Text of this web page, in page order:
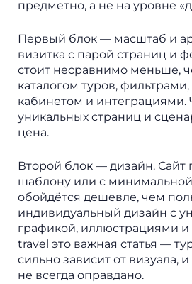
предметно, а не на уровне
Первый блок — масштаб и
визитка с парой страниц и
стоит несравнимо меньше,
каталогом туров,
кабинетом и
уникальных страниц и
цена.
Второй блок — дизайн. Сайт
шаблону или с
обойдётся дешевле, чем
индивидуальный дизайн с
графикой, иллюстрациями
travel это важная статья —
сильно зависит от визуала,
не всегда оправдано.